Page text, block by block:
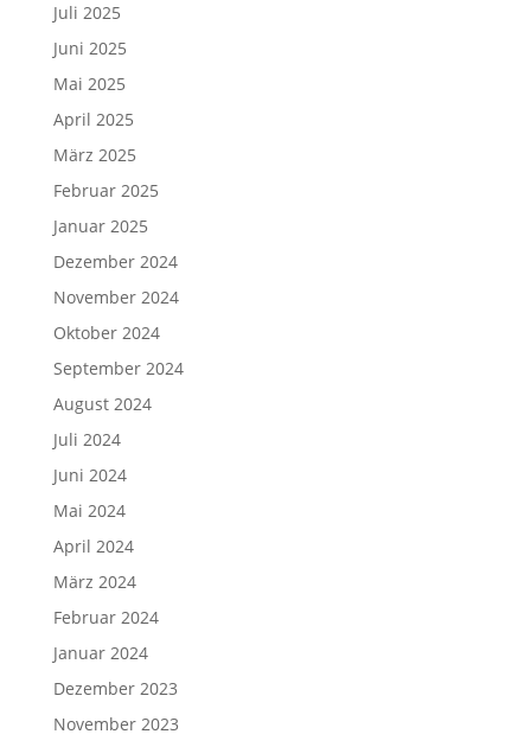
Juli 2025
Juni 2025
Mai 2025
April 2025
März 2025
Februar 2025
Januar 2025
Dezember 2024
November 2024
Oktober 2024
September 2024
August 2024
Juli 2024
Juni 2024
Mai 2024
April 2024
März 2024
Februar 2024
Januar 2024
Dezember 2023
November 2023